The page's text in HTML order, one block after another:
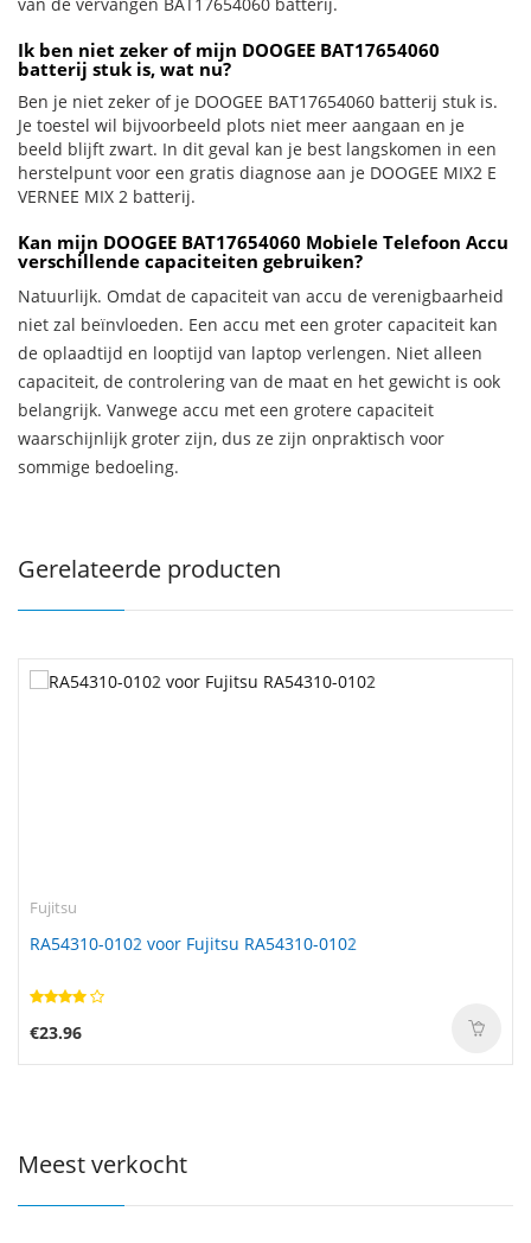
Ik ben niet zeker of mijn DOOGEE BAT17654060
batterij stuk is, wat nu?
Ben je niet zeker of je DOOGEE BAT17654060 batterij stuk is.
Je toestel wil bijvoorbeeld plots niet meer aangaan en je
beeld blijft zwart. In dit geval kan je best langskomen in een
herstelpunt voor een gratis diagnose aan je DOOGEE MIX2 E
VERNEE MIX 2 batterij.
Kan mijn DOOGEE BAT17654060 Mobiele Telefoon Accu
verschillende capaciteiten gebruiken?
Natuurlijk. Omdat de capaciteit van accu de verenigbaarheid
niet zal beïnvloeden. Een accu met een groter capaciteit kan
de oplaadtijd en looptijd van laptop verlengen. Niet alleen
capaciteit, de controlering van de maat en het gewicht is ook
belangrijk. Vanwege accu met een grotere capaciteit
waarschijnlijk groter zijn, dus ze zijn onpraktisch voor
sommige bedoeling.
Gerelateerde producten
Fujitsu
RA54310-0102 voor Fujitsu RA54310-0102
€23.96
Meest verkocht